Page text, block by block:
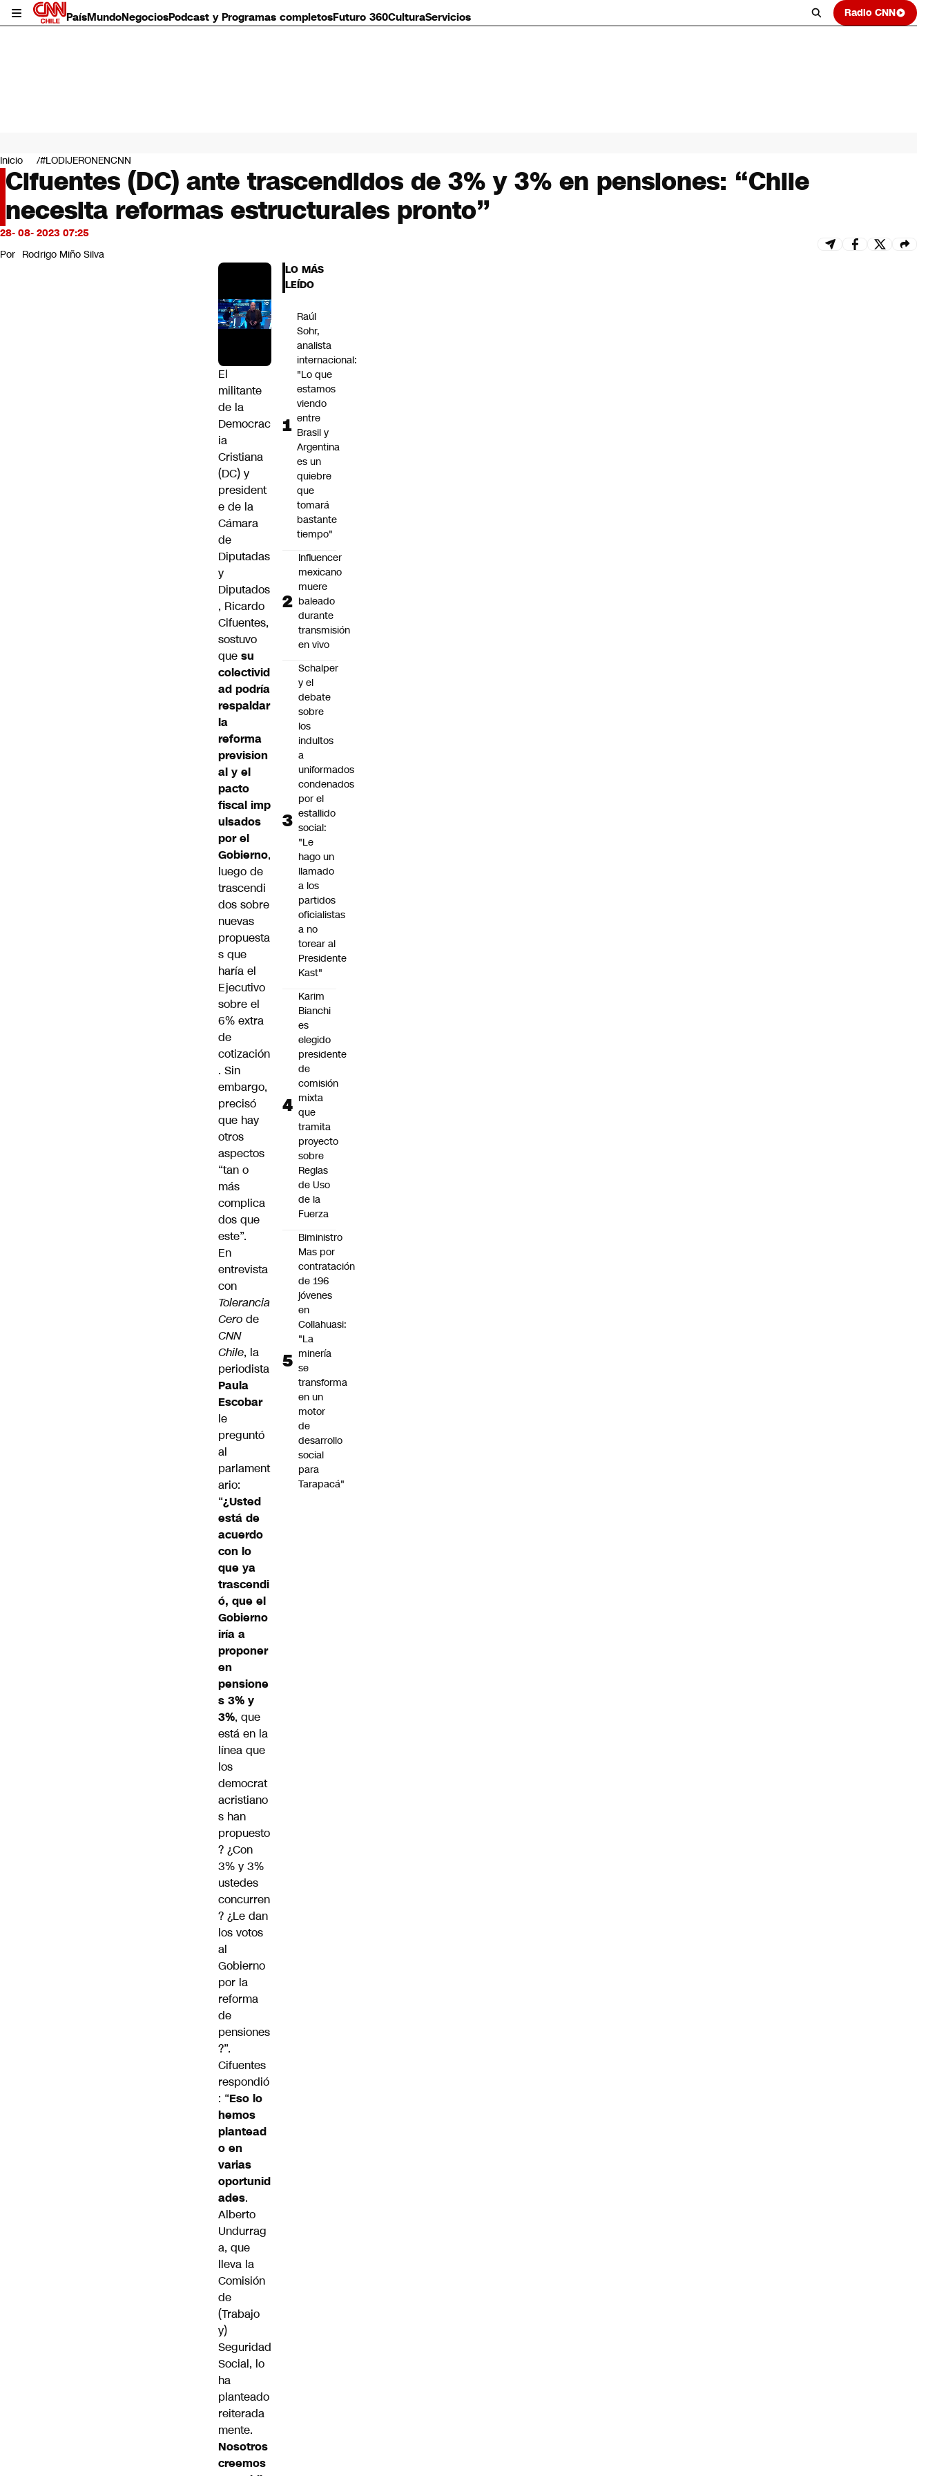
PaísMundoNegociosPodcast y Programas completosFuturo 360CulturaServicios Radio CNN
Mundo
Negocios
Deportes
Programas completos
Cultura
Servicios
Bits
CNN Data
Inicio #LODIJERONENCNN
Cifuentes (DC) ante trascendidos de 3% y 3% en pensiones: “Chile
necesita reformas estructurales pronto”
28- 08- 2023 07:25
Por Rodrigo Miño Silva
El
militante
de la
Democrac
ia
Cristiana
(DC) y
president
e de la
Cámara
de
Diputadas
y
Diputados
, Ricardo
Cifuentes,
sostuvo
que su
colectivid
ad podría
respaldar
la
reforma
prevision
al y el
pacto
fiscal imp
ulsados
por el
Gobierno,
luego de
trascendi
dos sobre
nuevas
propuesta
s que
haría el
Ejecutivo
sobre el
6% extra
de
cotización
. Sin
embargo,
precisó
que hay
otros
aspectos
“tan o
más
complica
dos que
este”.
En
entrevista
con
Tolerancia
Cero de
CNN
Chile, la
periodista
Paula
Escobar
le
preguntó
al
parlament
ario:
“¿Usted
está de
acuerdo
con lo
que ya
trascendi
ó, que el
Gobierno
iría a
proponer
en
pensione
s 3% y
3%, que
está en la
línea que
los
democrat
acristiano
s han
propuesto
? ¿Con
3% y 3%
ustedes
concurren
? ¿Le dan
los votos
al
Gobierno
por la
reforma
de
pensiones
?”.
Cifuentes
respondió
: “Eso lo
hemos
plantead
o en
varias
oportunid
ades.
Alberto
Undurrag
a, que
lleva la
Comisión
de
(Trabajo
y)
Seguridad
Social, lo
ha
planteado
reiterada
mente.
Nosotros
creemos
LO MÁS
LEÍDO
Raúl
Sohr,
analista
internacional:
"Lo que
estamos
viendo
entre
Brasil y
Argentina
es un
quiebre
que
tomará
bastante
tiempo"
Influencer
mexicano
muere
baleado
durante
transmisión
en vivo
Schalper
y el
debate
sobre
los
indultos
a
uniformados
condenados
por el
estallido
social:
"Le
hago un
llamado
a los
partidos
oficialistas
a no
torear al
Presidente
Kast"
Karim
Bianchi
es
elegido
presidente
de
comisión
mixta
que
tramita
proyecto
sobre
Reglas
de Uso
de la
Fuerza
Biministro
Mas por
contratación
de 196
jóvenes
en
Collahuasi:
"La
minería
se
transforma
en un
motor
de
desarrollo
social
para
Tarapacá"